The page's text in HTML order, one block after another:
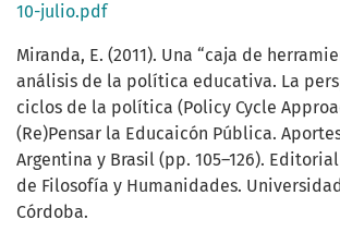
10-julio.pdf
Miranda, E. (2011). Una “caja de
análisis de la política educativa. La
ciclos de la política (Policy Cycle
(Re)Pensar la Educaicón Pública.
Argentina y Brasil (pp. 105–126).
de Filosofía y Humanidades.
Córdoba.